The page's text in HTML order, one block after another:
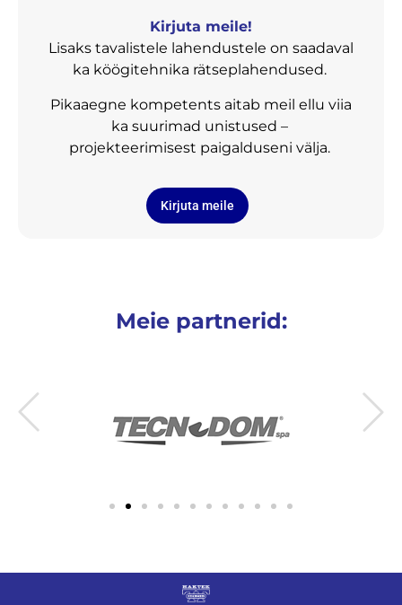
Kirjuta meile!
Lisaks tavalistele lahendustele on saadaval
ka köögitehnika rätseplahendused.
Pikaaegne kompetents aitab meil ellu viia
ka suurimad unistused –
projekteerimisest paigalduseni välja.
Kirjuta meile
Meie partnerid: